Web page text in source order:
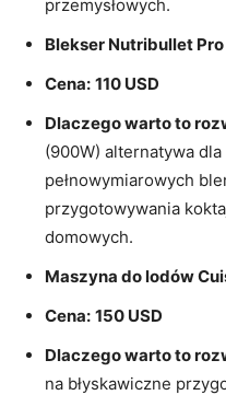
przemysłowych.
Blekser Nutribullet Pro
Cena: 110 USD
Dlaczego warto to
(900W) alternatywa
pełnowymiarowych
przygotowywania
domowych.
Maszyna do lodów
Cena: 150 USD
Dlaczego warto to
na błyskawiczne